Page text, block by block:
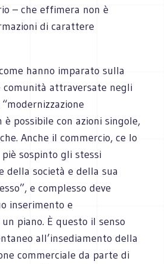
– che effimera non è
di carattere
hanno imparato sulla
attraversate negli
è possibile con azioni singole,
Anche il commercio, ce lo
sospinto gli stessi
della società e della sua
e complesso deve
inserimento e
piano. È questo il senso
all’insediamento della
commerciale da parte di